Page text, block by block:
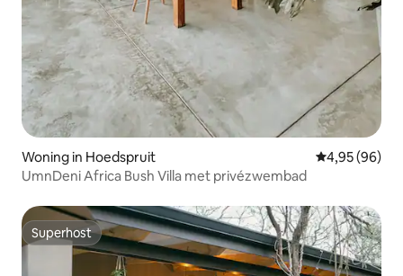
Woning in Hoedspruit Gemiddelde
4,95 (96)
UmnDeni Africa Bush Villa met privézwembad
Superhost
Superhost